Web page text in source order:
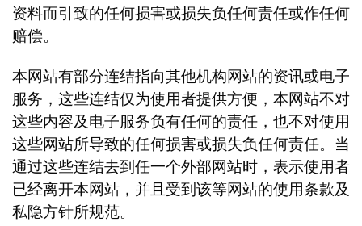
资料而引致的任何损害或损失负任何责任或作任何
赔偿。
本网站有部分连结指向其他机构网站的资讯或电子
服务，这些连结仅为使用者提供方便，本网站不对
这些内容及电子服务负有任何的责任，也不对使用
这些网站所导致的任何损害或损失负任何责任。当
通过这些连结去到任一个外部网站时，表示使用者
已经离开本网站，并且受到该等网站的使用条款及
私隐方针所规范。